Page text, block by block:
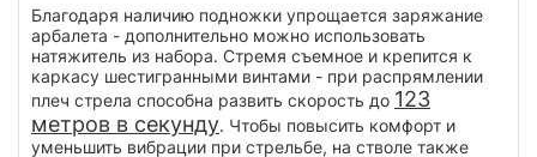
Благодаря наличию подножки упрощается заряжание
арбалета - дополнительно можно использовать
натяжитель из набора. Стремя съемное и крепится к
каркасу шестигранными винтами - при распрямлении
плеч стрела способна развить скорость до 123
метров в секунду. Чтобы повысить комфорт и
уменьшить вибрации при стрельбе, на стволе также